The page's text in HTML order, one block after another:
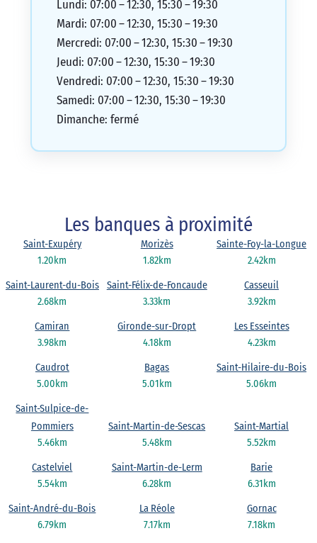
Lundi: 07:00 – 12:30, 15:30 – 19:30
Mardi: 07:00 – 12:30, 15:30 – 19:30
Mercredi: 07:00 – 12:30, 15:30 – 19:30
Jeudi: 07:00 – 12:30, 15:30 – 19:30
Vendredi: 07:00 – 12:30, 15:30 – 19:30
Samedi: 07:00 – 12:30, 15:30 – 19:30
Dimanche: fermé
Les banques à proximité
1.20km
Saint-Exupéry
1.82km
Morizès
2.42km
Sainte-Foy-la-Longue
2.68km
Saint-Laurent-du-Bois
3.33km
Saint-Félix-de-Foncaude
3.92km
Casseuil
3.98km
Camiran
4.18km
Gironde-sur-Dropt
4.23km
Les Esseintes
5.00km
Caudrot
5.01km
Bagas
5.06km
Saint-Hilaire-du-Bois
5.46km
Saint-Sulpice-de-
Pommiers
5.48km
Saint-Martin-de-Sescas
5.52km
Saint-Martial
5.54km
Castelviel
6.28km
Saint-Martin-de-Lerm
6.31km
Barie
6.79km
Saint-André-du-Bois
7.17km
La Réole
7.18km
Gornac